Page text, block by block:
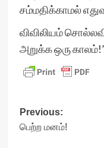
சம்மதிக்காமல்
விவிலியம்
அறுக்க ஒரு
Post
navigation
Previous:
பெற்ற மனம்!